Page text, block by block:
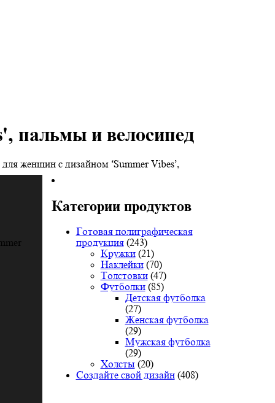
пальмы и велосипед
женщин с дизайном ‘Summer Vibes’,
Категории продуктов
Готовая полиграфическая
продукция (243)
Кружки (21)
Наклейки (70)
Толстовки (47)
Футболки (85)
Детская футболка
(27)
Женская футболка
(29)
Мужская футболка
(29)
Холсты (20)
Создайте свой дизайн (408)